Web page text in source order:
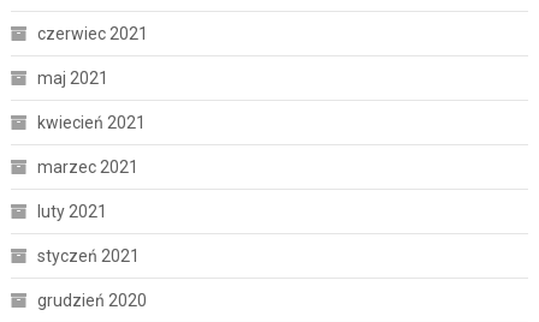
czerwiec 2021
maj 2021
kwiecień 2021
marzec 2021
luty 2021
styczeń 2021
grudzień 2020